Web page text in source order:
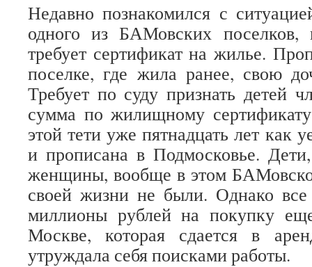
Недавно познакомился с
одного из БАМовских поселков,
требует сертификат на жилье.
поселке, где жила ранее, свою
Требует по суду признать детей
сумма по жилищному
этой тети уже пятнадцать лет как
и прописана в Подмосковье.
женщины, вообще в этом
своей жизни не были. Однако все
миллионы рублей на покупку
Москве, которая сдается в
утруждала себя поисками работы.